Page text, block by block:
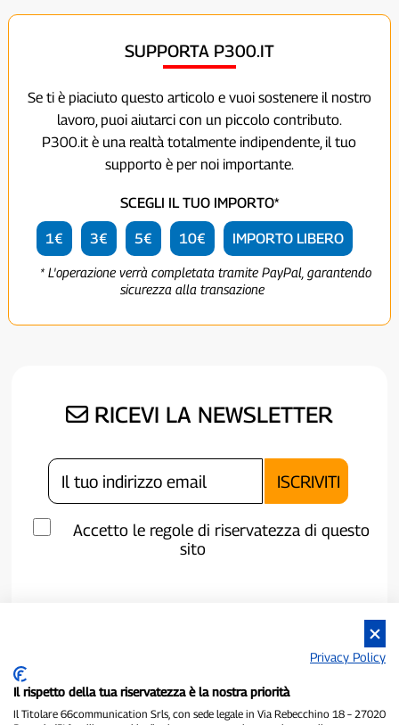
SUPPORTA P300.IT
Se ti è piaciuto questo articolo e vuoi sostenere il nostro
lavoro, puoi aiutarci con un piccolo contributo.
P300.it è una realtà totalmente indipendente, il tuo
supporto è per noi importante.
SCEGLI IL TUO IMPORTO*
1€ 3€ 5€ 10€ IMPORTO LIBERO
* L'operazione verrà completata tramite PayPal, garantendo
sicurezza alla transazione
RICEVI LA NEWSLETTER
Accetto le regole di riservatezza di questo
sito
Privacy Policy
Il rispetto della tua riservatezza è la nostra priorità
Il Titolare 66communication Srls, con sede legale in Via Rebecchino 18 – 27020